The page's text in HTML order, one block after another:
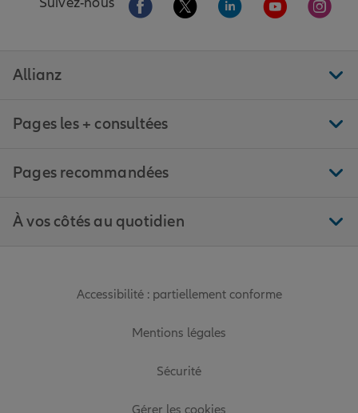
Allianz
Pages les + consultées
Pages recommandées
À vos côtés au quotidien
Accessibilité : partiellement conforme
Mentions légales
Sécurité
Gérer les cookies